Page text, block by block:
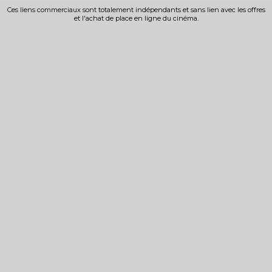
Ces liens commerciaux sont totalement indépendants et sans lien avec les offres
et l'achat de place en ligne du cinéma.